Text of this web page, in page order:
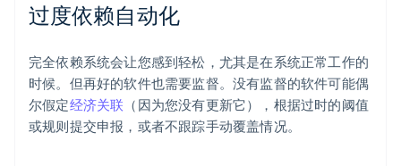
过度依赖自动化
完全依赖系统会让您感到轻松，尤其是在系统正常工作的
时候。但再好的软件也需要监督。没有监督的软件可能偶
尔假定经济关联 （因为您没有更新它），根据过时的阈值
或规则提交申报，或者不跟踪手动覆盖情况。